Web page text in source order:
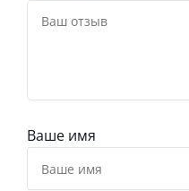
Ваше имя